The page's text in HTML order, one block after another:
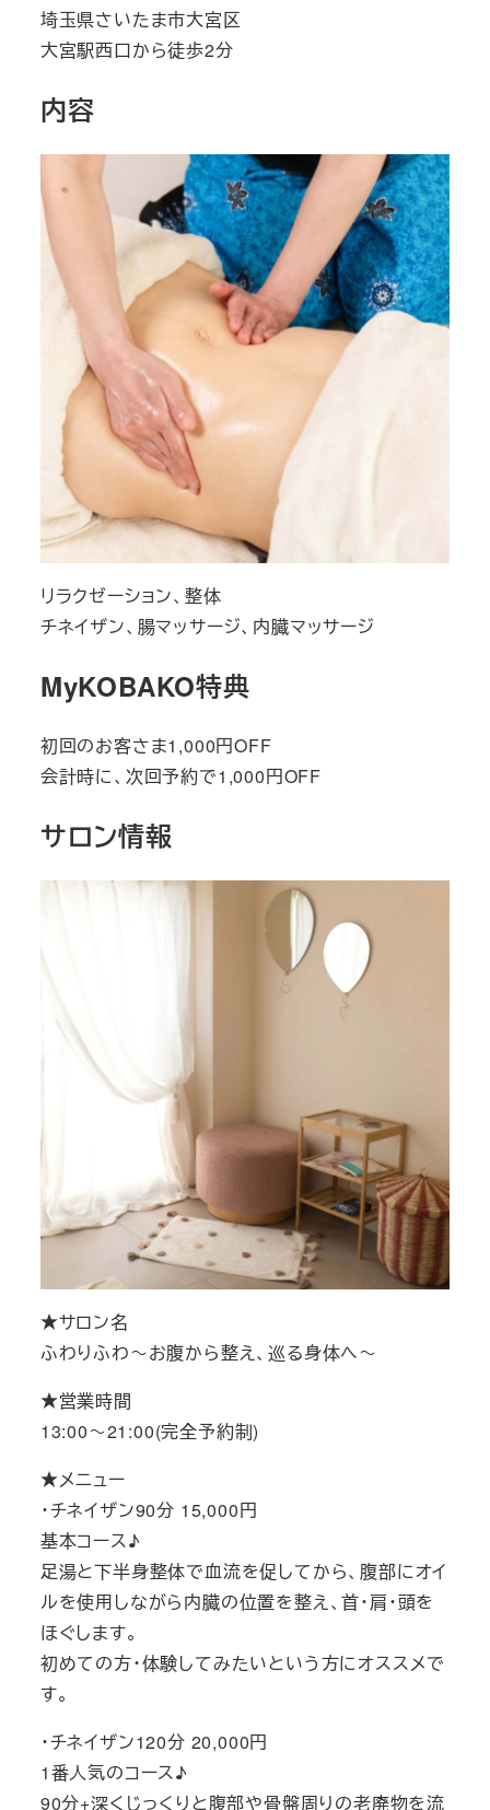
埼玉県さいたま市大宮区
大宮駅西口から徒歩2分
内容
リラクゼーション、整体
チネイザン、腸マッサージ、内臓マッサージ
MyKOBAKO特典
初回のお客さま1,000円OFF
会計時に、次回予約で1,000円OFF
サロン情報
★サロン名
ふわりふわ～お腹から整え、巡る身体へ～
★営業時間
13:00～21:00(完全予約制)
★メニュー
・チネイザン90分 15,000円
基本コース♪
足湯と下半身整体で血流を促してから、腹部にオイ
ルを使用しながら内臓の位置を整え、首・肩・頭を
ほぐします。
初めての方・体験してみたいという方にオススメで
す。
・チネイザン120分 20,000円
1番人気のコース♪
90分+深くじっくりと腹部や骨盤周りの老廃物を流